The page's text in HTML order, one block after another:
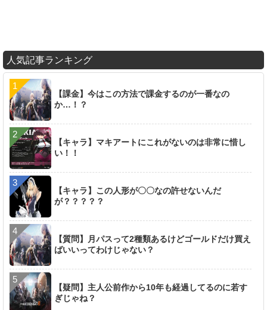
人気記事ランキング
【課金】今はこの方法で課金するのが一番なの
か…！？
【キャラ】マキアートにこれがないのは非常に惜し
い！！
【キャラ】この人形が〇〇なの許せないんだ
が？？？？？
【質問】月パスって2種類あるけどゴールドだけ買え
ばいいってわけじゃない？
【疑問】主人公前作から10年も経過してるのに若す
ぎじゃね？